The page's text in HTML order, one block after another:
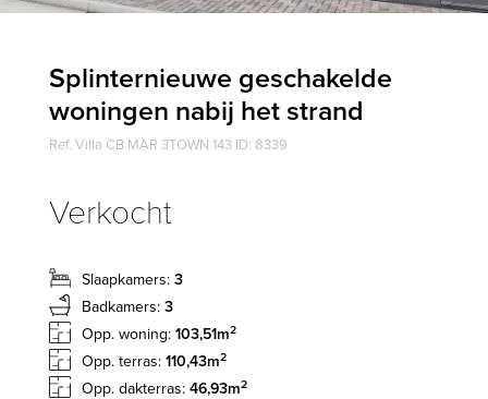
Splinternieuwe geschakelde
woningen nabij het strand
Ref. Villa CB MAR 3TOWN 143 ID: 8339
Verkocht
Slaapkamers: 3
Badkamers: 3
Opp. woning: 103,51m2
Opp. terras: 110,43m2
Opp. dakterras: 46,93m2